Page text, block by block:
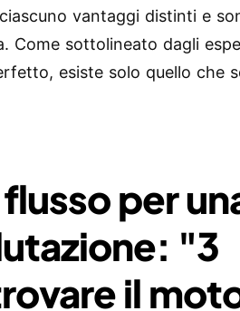
vantaggi distinti e
Come sottolineato dagli
esiste solo quello che
per
"3
il